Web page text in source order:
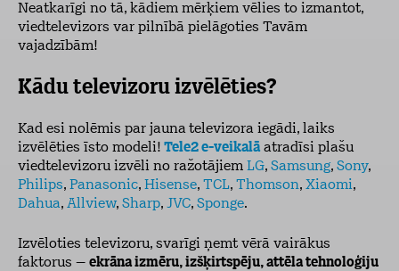
Neatkarīgi no tā, kādiem mērķiem vēlies to izmantot,
viedtelevizors var pilnībā pielāgoties Tavām
vajadzībām!
Kādu televizoru izvēlēties?
Kad esi nolēmis par jaunatelevizora iegādi, laiks
izvēlēties īsto modeli! Tele2 e-veikalāatradīsi plašu
viedtelevizoru izvēli no ražotājiem LG, Samsung, Sony,
Philips, Panasonic, Hisense, TCL, Thomson, Xiaomi,
Dahua, Allview, Sharp, JVC, Sponge.
Izvēloties televizoru, svarīgi ņemt vērā vairākus
faktorus – ekrāna izmēru, izšķirtspēju, attēla tehnoloģiju